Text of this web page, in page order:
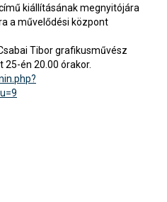
kiállításának megnyitójára
a művelődési központ
Tibor grafikusművész
én 20.00 órakor.